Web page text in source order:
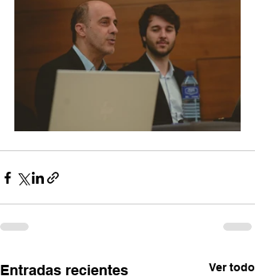
Entradas recientes Ver todo